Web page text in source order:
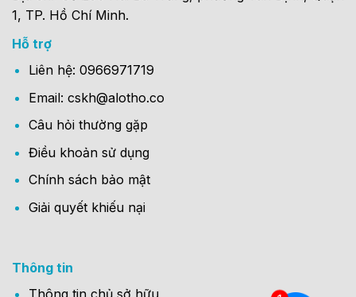
1, TP. Hồ Chí Minh.
Hỗ trợ
Liên hệ: 0966971719
Email: cskh@alotho.co
Câu hỏi thường gặp
Điều khoản sử dụng
Chính sách bảo mật
Giải quyết khiếu nại
Thông tin
Thông tin chủ sở hữu